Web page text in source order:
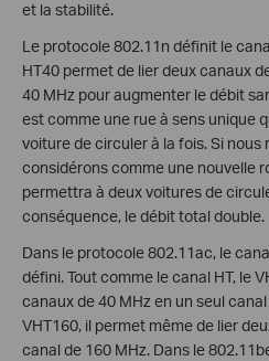
et la stabilité.
Le protocole 802.11n définit le
HT40 permet de lier deux canaux
40 MHz pour augmenter le débit
est comme une rue à sens unique
voiture de circuler à la fois. Si
considérons comme une nouvelle
permettra à deux voitures de
conséquence, le débit total double.
Dans le protocole 802.11ac, le
défini. Tout comme le canal HT, le
canaux de 40 MHz en un seul
VHT160, il permet même de lier
canal de 160 MHz. Dans le